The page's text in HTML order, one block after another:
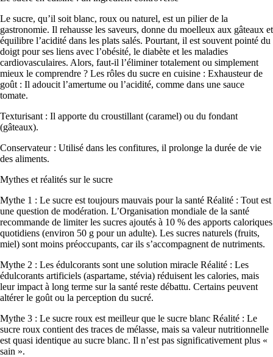
Le sucre, qu’il soit blanc, roux ou naturel, est un pilier de la
gastronomie. Il rehausse les saveurs, donne du moelleux aux gâteaux et
équilibre l’acidité dans les plats salés. Pourtant, il est souvent pointé du
doigt pour ses liens avec l’obésité, le diabète et les maladies
cardiovasculaires. Alors, faut-il l’éliminer totalement ou simplement
mieux le comprendre ? Les rôles du sucre en cuisine : Exhausteur de
goût : Il adoucit l’amertume ou l’acidité, comme dans une sauce
tomate.
Texturisant : Il apporte du croustillant (caramel) ou du fondant
(gâteaux).
Conservateur : Utilisé dans les confitures, il prolonge la durée de vie
des aliments.
Mythes et réalités sur le sucre
Mythe 1 : Le sucre est toujours mauvais pour la santé Réalité : Tout est
une question de modération. L’Organisation mondiale de la santé
recommande de limiter les sucres ajoutés à 10 % des apports caloriques
quotidiens (environ 50 g pour un adulte). Les sucres naturels (fruits,
miel) sont moins préoccupants, car ils s’accompagnent de nutriments.
Mythe 2 : Les édulcorants sont une solution miracle Réalité : Les
édulcorants artificiels (aspartame, stévia) réduisent les calories, mais
leur impact à long terme sur la santé reste débattu. Certains peuvent
altérer le goût ou la perception du sucré.
Mythe 3 : Le sucre roux est meilleur que le sucre blanc Réalité : Le
sucre roux contient des traces de mélasse, mais sa valeur nutritionnelle
est quasi identique au sucre blanc. Il n’est pas significativement plus «
sain ».